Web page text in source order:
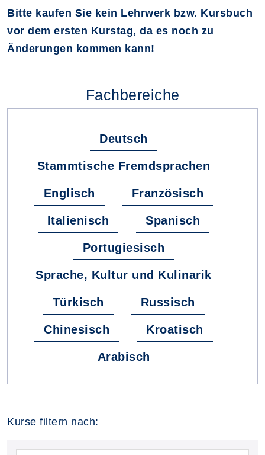
Bitte kaufen Sie kein Lehrwerk bzw. Kursbuch
vor dem ersten Kurstag, da es noch zu
Änderungen kommen kann!
Fachbereiche
Deutsch
Stammtische Fremdsprachen
Englisch Französisch
Italienisch Spanisch
Portugiesisch
Sprache, Kultur und Kulinarik
Türkisch Russisch
Chinesisch Kroatisch
Arabisch
Kurse filtern nach: